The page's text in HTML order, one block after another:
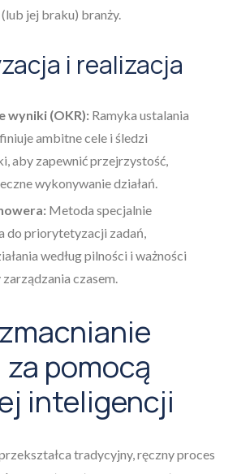
jej braku) branży.
i realizacja
wyniki (OKR): Ramyka ustalania
ambitne cele i śledzi
aby zapewnić przejrzystość,
wykonywanie działań.
Metoda specjalnie
do priorytetyzacji zadań,
według pilności i ważności
czasem.
pomocą
inteligencji
tradycyjny, ręczny proces